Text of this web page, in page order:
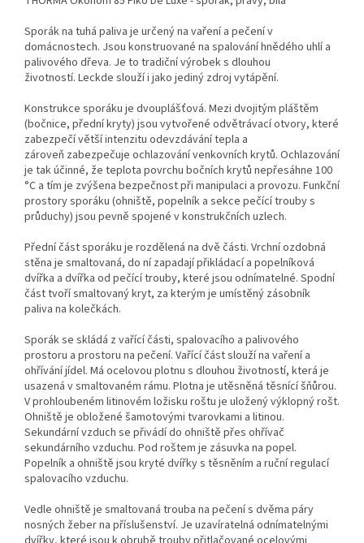
Sporák na tuhá paliva je určený na vaření a pečení v
domácnostech. Jsou konstruované na spalování hnědého uhlí a
palivového dřeva. Je to tradiční výrobek s dlouhou
životností. Leckde slouží i jako jediný zdroj vytápění.
Konstrukce sporáku je dvouplášťová. Mezi dvojitým pláštěm
(bočnice, přední kryty) jsou vytvořené odvětrávací otvory, které
zabezpečí větší intenzitu odevzdávání tepla a
zároveň zabezpečuje ochlazování venkovních krytů. Ochlazování
je tak účinné, že teplota povrchu bočních krytů nepřesáhne 100
°C a tím je zvýšena bezpečnost při manipulaci a provozu. Funkční
prostory sporáku (ohniště, popelník a sekce pečící trouby s
průduchy) jsou pevně spojené v konstrukčních uzlech.
Přední část sporáku je rozdělená na dvě části. Vrchní ozdobná
stěna je smaltovaná, do ní zapadají přikládací a popelníková
dvířka a dvířka od pečící trouby, které jsou odnímatelné. Spodní
část tvoří smaltovaný kryt, za kterým je umístěný zásobník
paliva na kolečkách.
Sporák se skládá z vařící části, spalovacího a palivového
prostoru a prostoru na pečení. Vařící část slouží na vaření a
ohřívání jídel. Má ocelovou plotnu s dlouhou životností, která je
usazená v smaltovaném rámu. Plotna je utěsněná těsnící šňůrou.
V prohloubeném litinovém ložisku roštu je uložený výklopný rošt.
Ohniště je obložené šamotovými tvarovkami a litinou.
Sekundární vzduch se přivádí do ohniště přes ohřívač
sekundárního vzduchu. Pod roštem je zásuvka na popel.
Popelník a ohniště jsou kryté dvířky s těsněním a ruční regulací
spalovacího vzduchu.
Vedle ohniště je smaltovaná trouba na pečení s dvěma páry
nosných žeber na příslušenství. Je uzavíratelná odnímatelnými